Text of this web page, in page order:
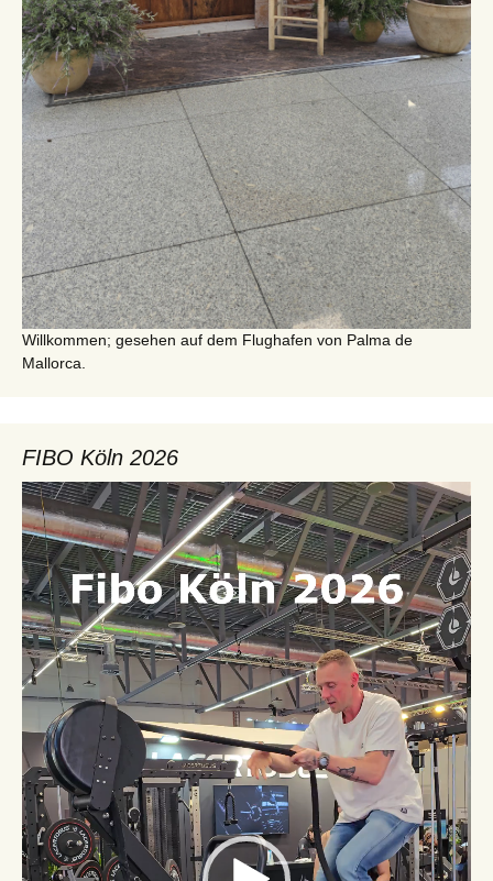
Willkommen; gesehen auf dem Flughafen von Palma de
Mallorca.
FIBO Köln 2026
Video-
Player